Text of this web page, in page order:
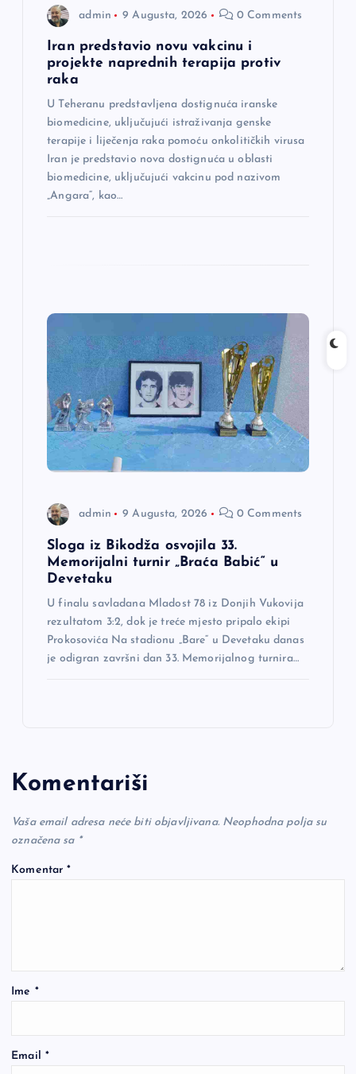
admin 9 Augusta, 2026 0 Comments
Iran predstavio novu vakcinu i
projekte naprednih terapija protiv
raka
U Teheranu predstavljena dostignuća iranske
biomedicine, uključujući istraživanja genske
terapije i liječenja raka pomoću onkolitičkih virusa
Iran je predstavio nova dostignuća u oblasti
biomedicine, uključujući vakcinu pod nazivom
„Angara“, kao…
admin 9 Augusta, 2026 0 Comments
Sloga iz Bikodža osvojila 33.
Memorijalni turnir „Braća Babić“ u
Devetaku
U finalu savladana Mladost 78 iz Donjih Vukovija
rezultatom 3:2, dok je treće mjesto pripalo ekipi
Prokosovića Na stadionu „Bare“ u Devetaku danas
je odigran završni dan 33. Memorijalnog turnira…
Komentariši
Vaša email adresa neće biti objavljivana. Neophodna polja su
označena sa *
Komentar*
Ime *
Email *